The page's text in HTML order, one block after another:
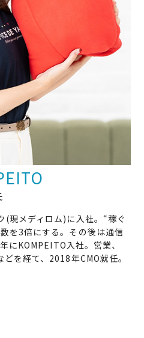
(現メディロム)に入社。“稼ぐ
を3倍にする。その後は通信
にKOMPEITO入社。営業、
を経て、2018年CMO就任。